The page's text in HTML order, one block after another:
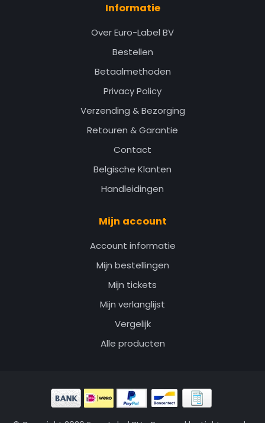
Informatie
Over Euro-Label BV
Bestellen
Betaalmethoden
Privacy Policy
Verzending & Bezorging
Retouren & Garantie
Contact
Belgische Klanten
Handleidingen
Mijn account
Account informatie
Mijn bestellingen
Mijn tickets
Mijn verlanglijst
Vergelijk
Alle producten